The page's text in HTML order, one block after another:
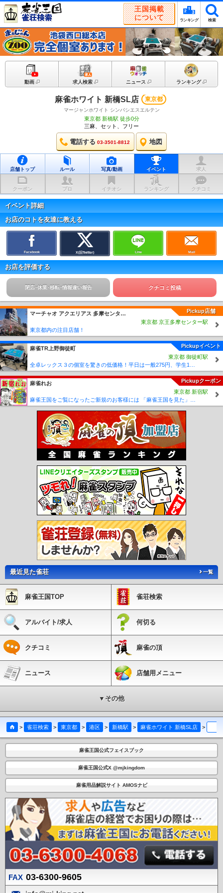
王国掲載
について
ランキング 検索
動画 求人検索 ニュース ランキング
麻雀ホワイト 新橋SL店 東京都
マージャンホワイト シンバシエスエルテン
東京都 新橋駅 徒歩0分
三麻、セット、フリー
電話する 03-3501-8812 地図
店舗トップ ルール 写真/動画 イベント 求人
クーポン プロ イチオシ ランキング クチコミ
イベント詳細
お店のコトを友達に教える
Facebook X(旧Twitter) Line Mail
お店を評価する
閉店･休業･移転･情報違い報告 クチコミ投稿
Pickup店舗
マーチャオ アクエリアス 多摩センター店
東京都 京王多摩センター駅
東京都内の注目店舗！
Pickupイベント
麻雀TR上野御徒町
東京都 御徒町駅
Pickupクーポン
麻雀れお
東京都 新宿駅
最近見た雀荘 一覧
麻雀王国TOP 雀荘検索
アルバイト/求人 何切る
クチコミ 麻雀の頂
ニュース 店舗用メニュー
▼その他
> 雀荘検索 > 東京都 > 港区 > 新橋駅 > 麻雀ホワイト 新橋SL店 >
麻雀王国公式フェイスブック
麻雀王国公式X @mjkingdom
麻雀用品解説サイト AMOSナビ
FAX 03-6300-9605